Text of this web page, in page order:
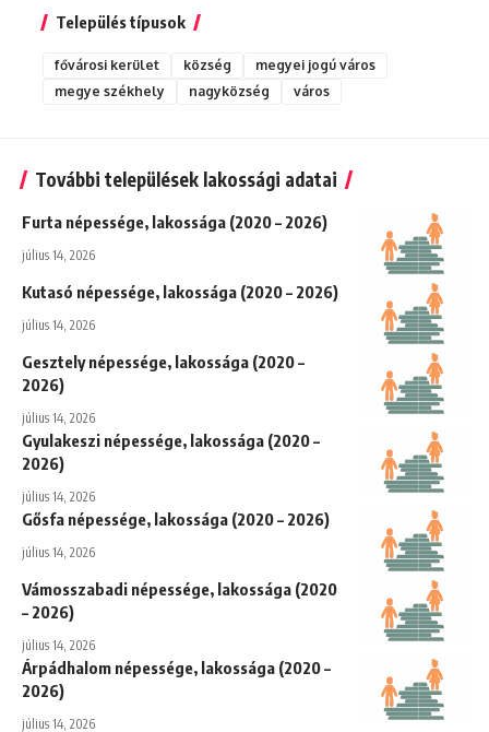
Település típusok
fővárosi kerület község
megyei jogú város
megye székhely
nagyközség város
További települések lakossági adatai
Furta népessége, lakossága (2020 – 2026)
július 14, 2026
Kutasó népessége, lakossága (2020 – 2026)
július 14, 2026
Gesztely népessége, lakossága (2020 –
2026)
július 14, 2026
Gyulakeszi népessége, lakossága (2020 –
2026)
július 14, 2026
Gősfa népessége, lakossága (2020 – 2026)
július 14, 2026
Vámosszabadi népessége, lakossága (2020
– 2026)
július 14, 2026
Árpádhalom népessége, lakossága (2020 –
2026)
július 14, 2026